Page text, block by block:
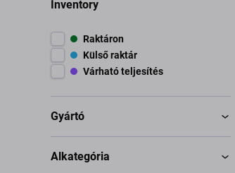
Inventory
Raktáron
Külső raktár
Várható teljesítés
Gyártó
Alkategória